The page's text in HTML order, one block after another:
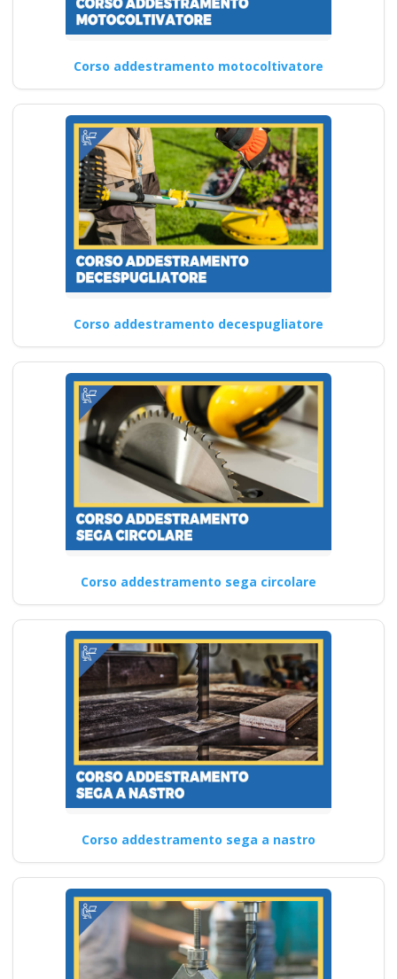
Corso addestramento motocoltivatore
Corso addestramento decespugliatore
Corso addestramento sega circolare
Corso addestramento sega a nastro